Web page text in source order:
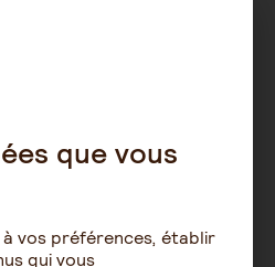
pas ?
que vous
vos préférences, établir
qui vous